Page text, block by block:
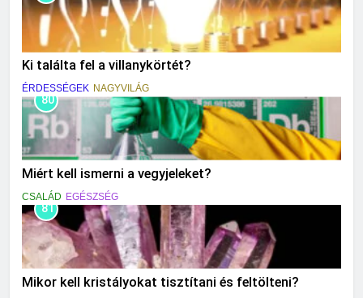
Ki találta fel a villanykörtét?
ÉRDESSÉGEK NAGYVILÁG
80
Miért kell ismerni a vegyjeleket?
CSALÁD EGÉSZSÉG
81
Mikor kell kristályokat tisztítani és feltölteni?